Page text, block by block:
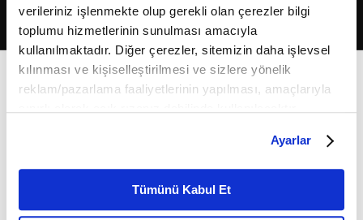
verileriniz işlenmekte olup gerekli olan çerezler bilgi
toplumu hizmetlerinin sunulması amacıyla
kullanılmaktadır. Diğer çerezler, sitemizin daha işlevsel
kılınması ve kişiselleştirilmesi ve sizlere yönelik
reklam/pazarlama faaliyetlerinin yapılması, amaçlarıyla
belirleyebilirsiniz. Çerezlere ilişkin detaylı bilgi için
Ayarlar butonuna tıklayabilir,Çerez Bilgilendirme
Metnimizi ziyaret edebilirsiniz.
6698 sayılı Kişisel Verilerin Korunması Kanunu uyarınca
Ayarlar
Tümünü Kabul Et